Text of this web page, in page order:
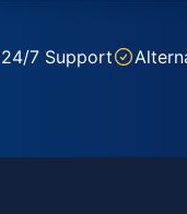
24/7 Support